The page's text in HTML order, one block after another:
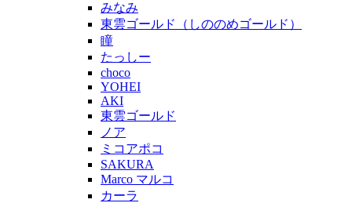
みなみ
東雲ゴールド（しののめゴールド）
瞳
たっしー
choco
YOHEI
AKI
東雲ゴールド
ノア
ミコアポコ
SAKURA
Marco マルコ
カーラ